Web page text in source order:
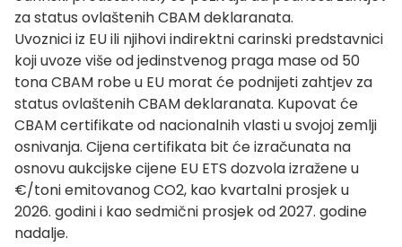
za status ovlaštenih CBAM deklaranata.
Uvoznici iz EU ili njihovi indirektni carinski predstavnici
koji uvoze više od jedinstvenog praga mase od 50
tona CBAM robe u EU morat će podnijeti zahtjev za
status ovlaštenih CBAM deklaranata. Kupovat će
CBAM certifikate od nacionalnih vlasti u svojoj zemlji
osnivanja. Cijena certifikata bit će izračunata na
osnovu aukcijske cijene EU ETS dozvola izražene u
€/toni emitovanog CO2, kao kvartalni prosjek u
2026. godini i kao sedmični prosjek od 2027. godine
nadalje.